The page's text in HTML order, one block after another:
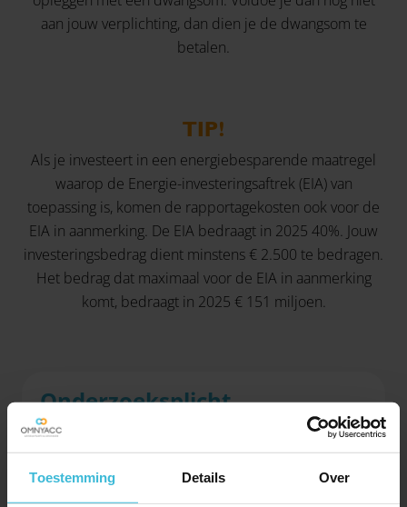
Toestemming Details Over
aan jouw verplichting, dan dien je de dwangsom te
betalen.
TIP!
Als je investeert in een energiebesparende maatregel
waarop de Energie-investeringsaftrek (EIA) van
toepassing is, komen de rapportagekosten ook voor de
EIA in aanmerking. De EIA bedraagt in 2025 40%. Jouw
investeringsbedrag dient minstens € 2.500 te bedragen.
Het bedrag dat maximaal voor de EIA in aanmerking
komt, bedraagt in 2025 € 151 miljoen.
Onderzoeksplicht
Grote energie verbruikende bedrijven kunnen ook
energiebesparing. Dit geldt voor locaties van
bedrijven met een jaarlijks energiegebruik vanaf 10